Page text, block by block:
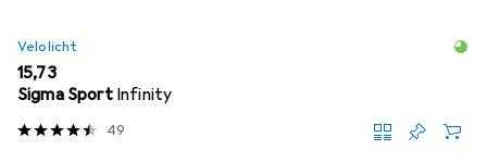
Velolicht
EUR
15,73
Sigma Sport Infinity
49